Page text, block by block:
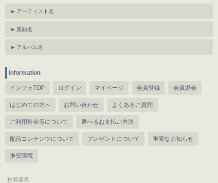
アーティスト名
楽曲名
アルバム名
information
インフォTOP ログイン マイページ 会員登録 会員退会
はじめての方へ お問い合わせ よくあるご質問
ご利用料金等について 選べるお支払い方法
配信コンテンツについて プレゼントについて 重要なお知らせ
推奨環境
推奨環境